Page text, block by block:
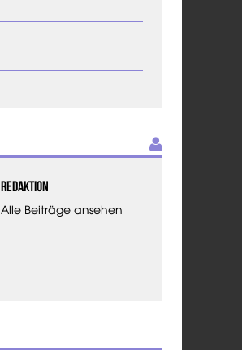
Redaktion
Alle Beiträge ansehen